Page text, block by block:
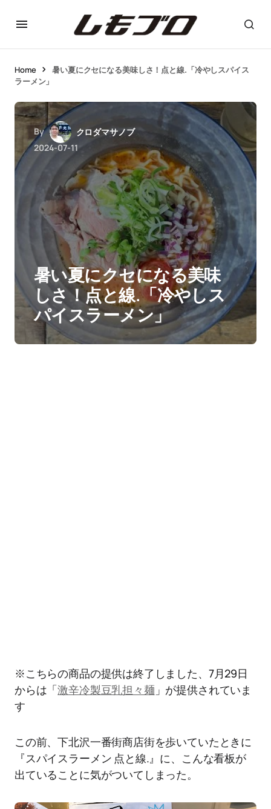
Home
暑い夏にクセになる美味しさ！点と線.「冷やしスパイス
ラーメン」
By
クロダマサノブ
2024-07-11
暑い夏にクセになる美味
しさ！点と線.「冷やしス
パイスラーメン」
※こちらの商品の提供は終了しました、7月29日
からは「激辛冷製豆乳担々麺 」が提供されていま
す
この前、下北沢一番街商店街を歩いていたときに
『スパイスラーメン 点と線.』に、こんな看板が
出ていることに気がついてしまった。